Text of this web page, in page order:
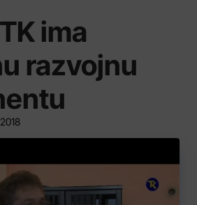
ima
razvojnu